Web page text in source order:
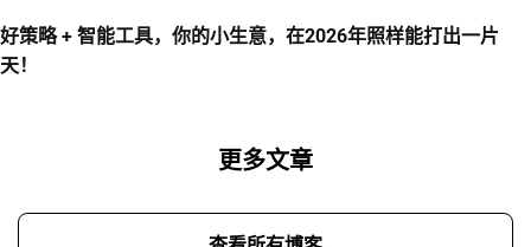
好策略 + 智能工具，你的小生意，在2026年照样能打出一片
天！
更多文章